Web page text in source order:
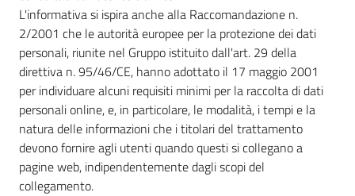
L'informativa si ispira anche alla Raccomandazione n.
2/2001 che le autorità europee per la protezione dei dati
personali, riunite nel Gruppo istituito dall'art. 29 della
direttiva n. 95/46/CE, hanno adottato il 17 maggio 2001
per individuare alcuni requisiti minimi per la raccolta di dati
personali online, e, in particolare, le modalità, i tempi e la
natura delle informazioni che i titolari del trattamento
devono fornire agli utenti quando questi si collegano a
pagine web, indipendentemente dagli scopi del
collegamento.